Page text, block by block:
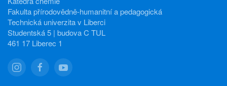
Fakulta přírodovědně-humanitní a pedagogická
Technická univerzita v Liberci
Studentská 5 | budova C TUL
461 17 Liberec 1